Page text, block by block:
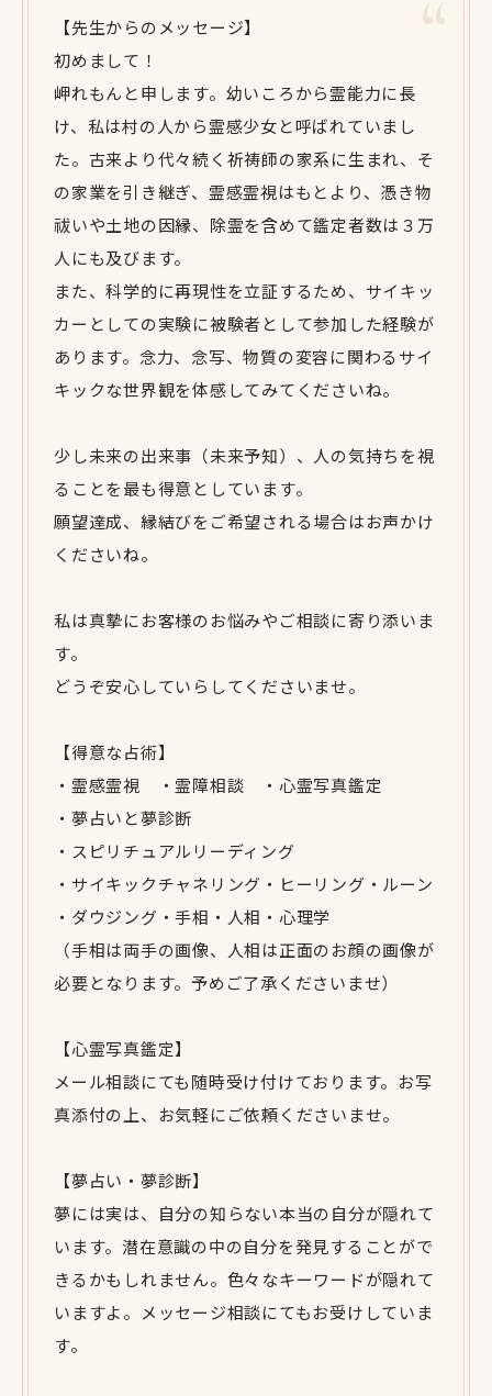
【先生からのメッセージ】
初めまして！
岬れもんと申します。幼いころから霊能力に長
け、私は村の人から霊感少女と呼ばれていまし
た。古来より代々続く祈祷師の家系に生まれ、そ
の家業を引き継ぎ、霊感霊視はもとより、憑き物
祓いや土地の因縁、除霊を含めて鑑定者数は３万
人にも及びます。
また、科学的に再現性を立証するため、サイキッ
カーとしての実験に被験者として参加した経験が
あります。念力、念写、物質の変容に関わるサイ
キックな世界観を体感してみてくださいね。
少し未来の出来事（未来予知）、人の気持ちを視
ることを最も得意としています。
願望達成、縁結びをご希望される場合はお声かけ
くださいね。
私は真摯にお客様のお悩みやご相談に寄り添いま
す。
どうぞ安心していらしてくださいませ。
【得意な占術】
・霊感霊視 ・霊障相談 ・心霊写真鑑定
・夢占いと夢診断
・スピリチュアルリーディング
・サイキックチャネリング・ヒーリング・ルーン
・ダウジング・手相・人相・心理学
（手相は両手の画像、人相は正面のお顔の画像が
必要となります。予めご了承くださいませ）
【心霊写真鑑定】
メール相談にても随時受け付けております。お写
真添付の上、お気軽にご依頼くださいませ。
【夢占い・夢診断】
夢には実は、自分の知らない本当の自分が隠れて
います。潜在意識の中の自分を発見することがで
きるかもしれません。色々なキーワードが隠れて
いますよ。メッセージ相談にてもお受けしていま
す。